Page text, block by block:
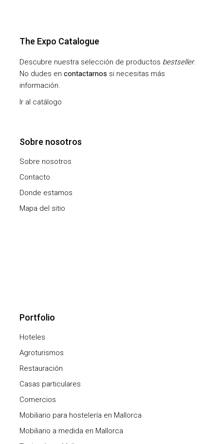
The Expo Catalogue
Descubre nuestra selección de productos bestseller.
No dudes encontactarnos si necesitas más
información.
Ir al catálogo
Sobre nosotros
Sobre nosotros
Contacto
Donde estamos
Mapa del sitio
Portfolio
Hoteles
Agroturismos
Restauración
Casas particulares
Comercios
Mobiliario para hostelería en Mallorca
Mobiliario a medida en Mallorca